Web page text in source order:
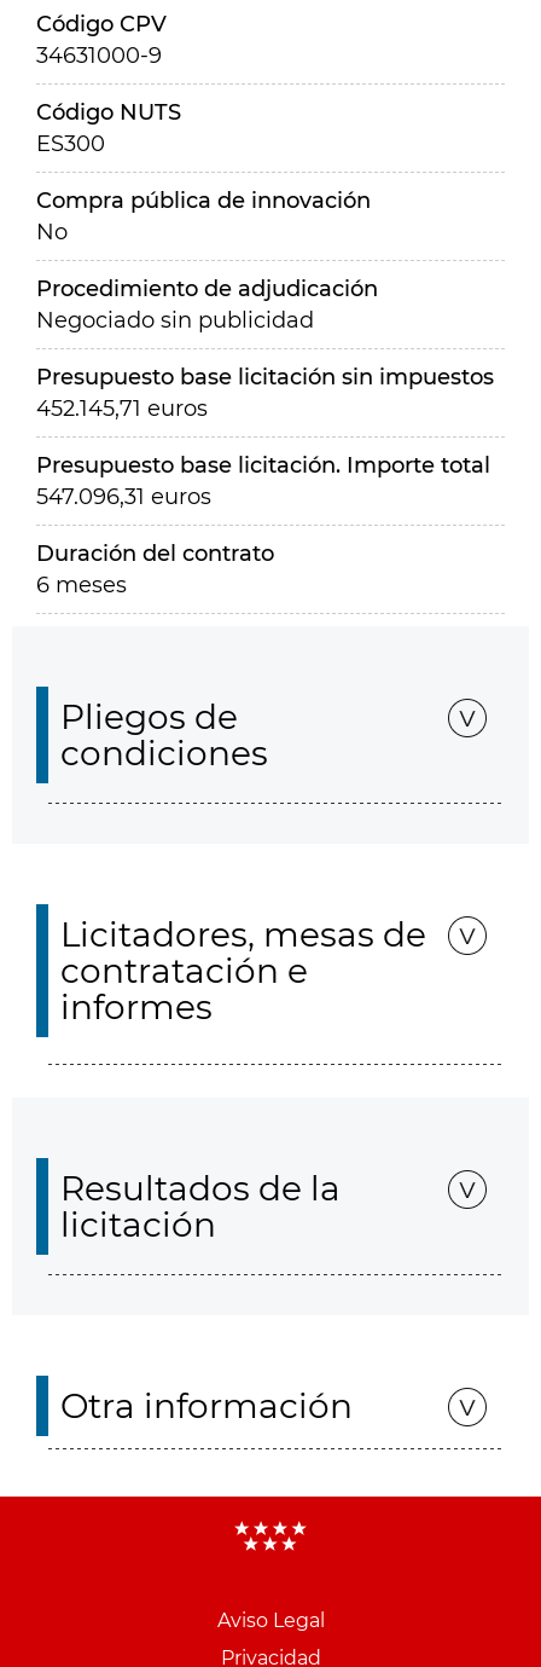
Código CPV
34631000-9
Código NUTS
ES300
Compra pública de innovación
No
Procedimiento de adjudicación
Negociado sin publicidad
Presupuesto base licitación sin impuestos
452.145,71 euros
Presupuesto base licitación. Importe total
547.096,31 euros
Duración del contrato
6 meses
Pliegos de
condiciones
Licitadores, mesas de
contratación e
informes
Resultados de la
licitación
Otra información
Aviso Legal
Privacidad